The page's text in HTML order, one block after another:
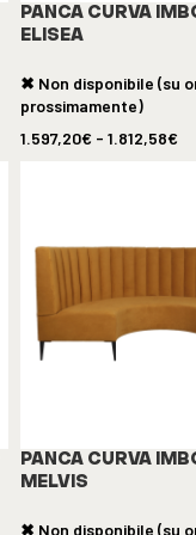
PANCA CURVA
ELISEA
✖ Non disponibile (su
prossimamente)
1.597,20€ - 1.812,58€
PANCA CURVA
MELVIS
✖ Non disponibile (su